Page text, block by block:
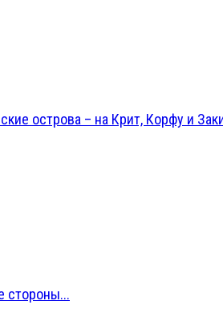
острова – на Крит, Корфу и
стороны...